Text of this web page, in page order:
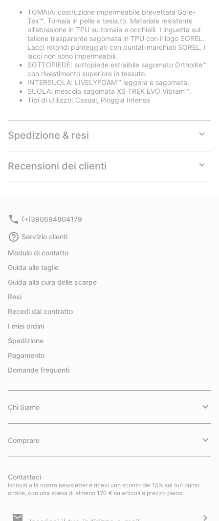
TOMAIA: costruzione impermeabile brevettata Gore-
Tex™. Tomaia in pelle e tessuto. Materiale resistente
all’abrasione in TPU su tomaia e occhielli. Linguetta sul
tallone trasparente sagomata in TPU con il logo SOREL.
Lacci rotondi punteggiati con puntali marchiati SOREL. I
lacci non sono impermeabili.
SOTTOPIEDE: sottopiede estraibile sagomato Ortholite™
con rivestimento superiore in tessuto.
INTERSUOLA: LIVELYFOAM™ leggera e sagomata.
SUOLA: mescola sagomata XS TREK EVO Vibram™.
Tipi di utilizzo: Casual, Pioggia Intensa
Spedizione & resi
or
Recensioni dei clienti
or
(+)390694804179
Servizio clienti
Modulo di contatto
Guida alle taglie
Guida alla cura delle scarpe
Resi
Recedi dal contratto
I miei ordini
Spedizione
Pagamento
Domande frequenti
Chi Siamo
Comprare
Contattaci
Iscriviti alla nostra newsletter e ricevi uno sconto del 15% sul tuo primo
ordine, con una spesa di almeno 120 € su articoli a prezzo pieno.
e-